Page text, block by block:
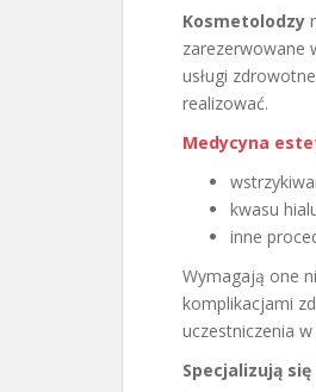
Kosmetolodzy
zarezerwowane
usługi
realizować.
Medycyna
kwasu
inne
Wymagają one
komplikacjami
uczestniczenia
Specjalizują